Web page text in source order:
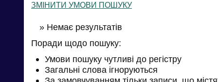
ЗМІНИТИ УМОВИ ПОШУКУ
» Немає результатів
Поради щодо пошуку:
Умови пошуку чутливі до регістру
Загальні слова ігноруються